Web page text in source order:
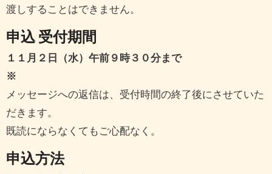
渡しすることはできません。
申込 受付期間
１１月２日（水）午前９時３０分まで
※
メッセージへの返信は、受付時間の終了後にさせていた
だきます。
既読にならなくてもご心配なく。
申込方法